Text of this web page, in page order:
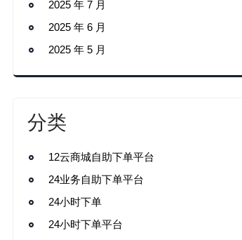
2025 年 7 月
2025 年 6 月
2025 年 5 月
分类
12云商城自助下单平台
24业务自助下单平台
24小时下单
24小时下单平台